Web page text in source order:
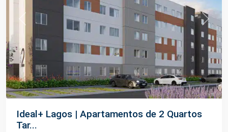
Previous Next
Ideal+ Lagos | Apartamentos de 2 Quartos
Tar...